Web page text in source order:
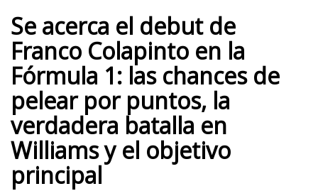
Se acerca el debut de
Franco Colapinto en la
Fórmula 1: las chances de
pelear por puntos, la
verdadera batalla en
Williams y el objetivo
principal